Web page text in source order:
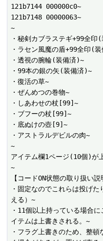
121b7144 000000c0~
121b7148 00000063~
~
・秘剣カブラステギ+99全印
・ラセン風魔の盾+99全印(
・透視の腕輪(装備済)~
・99本の銀の矢(装備済)~
・復活の草~
・ぜんめつの巻物~
・しあわせの杖[99]~
・ブフーの杖[99]~
・底ぬけの壺[9]~
・アストラルデビルの肉~
~
アイテム欄1ページ(10個)が
~
【コードON状態の取り扱い
・固定なのでこれらは投げ
える）~
・11個以上持っている場合
イテムは上書きされる。~
・フラグ上書きのため、整